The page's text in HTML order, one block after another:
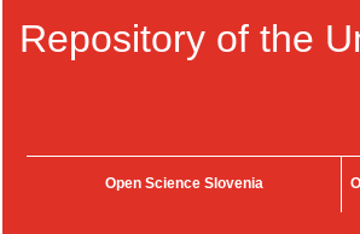
Repository of the
Open Science Slovenia